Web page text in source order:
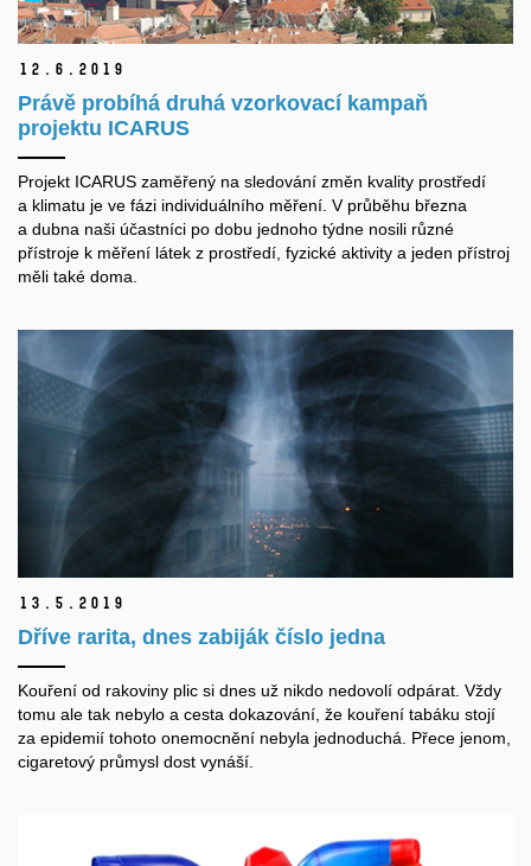
12. 6. 2019
Právě probíhá druhá vzorkovací kampaň
projektu ICARUS
Projekt ICARUS zaměřený na sledování změn kvality prostředí
a klimatu je ve fázi individuálního měření. V průběhu března
a dubna naši účastníci po dobu jednoho týdne nosili různé
přístroje k měření látek z prostředí, fyzické aktivity a jeden přístroj
měli také doma.
13. 5. 2019
Dříve rarita, dnes zabiják číslo jedna
Kouření od rakoviny plic si dnes už nikdo nedovolí odpárat. Vždy
tomu ale tak nebylo a cesta dokazování, že kouření tabáku stojí
za epidemií tohoto onemocnění nebyla jednoduchá. Přece jenom,
cigaretový průmysl dost vynáší.